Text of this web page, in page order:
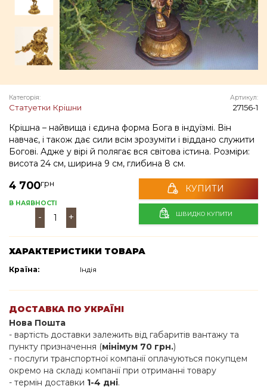
Категорія:
Статуетки Крішни
Артикул:
27156-1
Крішна – найвища і єдина форма Бога в індуїзмі. Він
навчає, і також дає сили всім зрозуміти і віддано служити
Богові. Адже у вірі й полягає вся світова істина. Розміри:
висота 24 см, ширина 9 см, глибина 8 см.
4 700грн
В НАЯВНОСТІ
- +
КУПИТИ
ШВИДКО КУПИТИ
ХАРАКТЕРИСТИКИ ТОВАРА
Країна: Індія
ДОСТАВКА ПО УКРАЇНІ
Нова Пошта
- вартість доставки залежить від габаритів вантажу та
пункту призначення (мінімум 70 грн.)
- послуги транспортної компанії оплачуються покупцем
окремо на складі компанії при отриманні товару
- термін доставки 1-4 дні.